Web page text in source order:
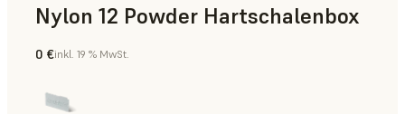
Nylon 12 Powder Hartschalenbox
SLS-Pulver
0 €inkl. 19 % MwSt.